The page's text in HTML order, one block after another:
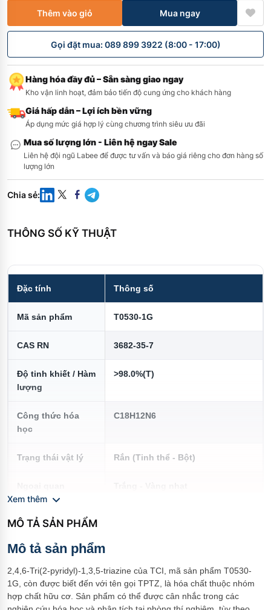
Thêm vào giỏ Mua ngay
Gọi đặt mua: 089 899 3922 (8:00 - 17:00)
Hàng hóa đầy đủ – Sẵn sàng giao ngay
Kho vận linh hoạt, đảm bảo tiến độ cung ứng cho khách hàng
Giá hấp dẫn – Lợi ích bền vững
Áp dụng mức giá hợp lý cùng chương trình siêu ưu đãi
Mua số lượng lớn - Liên hệ ngay Sale
Liên hệ đội ngũ Labee để được tư vấn và báo giá riêng cho đơn hàng số
lượng lớn
Chia sẻ:
MÔ TẢ SẢN PHẨM
Mô tả sản phẩm
2,4,6-Tri(2-pyridyl)-1,3,5-triazine của TCI, mã sản phẩm T0530-
1G, còn được biết đến với tên gọi TPTZ, là hóa chất thuộc nhóm
hợp chất hữu cơ. Sản phẩm có thể được cân nhắc trong các
THÔNG SỐ KỸ THUẬT
Đặc tính Thông số
Mã sản phẩm T0530-1G
CAS RN 3682-35-7
Độ tinh khiết / Hàm
lượng
>98.0%(T)
Công thức hóa
học
C18H12N6
Trạng thái vật lý Rắn (Tinh thể - Bột)
Độ tan (Solubility)
Điều kiện bảo
quản
trơ. Nhạy cảm với không khí.
Phân loại nguy hại
Gây kích ứng da (Category 2),
Xem thêm